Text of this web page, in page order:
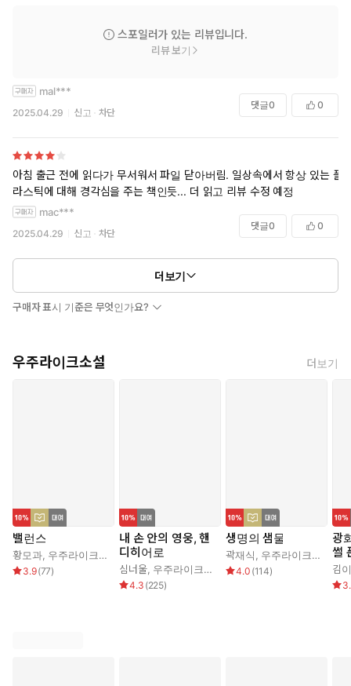
새로운 팬데믹의 끔찍한 시작
플라스틱 체내 분해가 가능한 신인류의 등장
코로나 팬데믹이 잠잠해진 지 몇 년 후, 사람들이 플라스틱에 탐닉
스틱 조각에 신체 기관이 찢어지고 파열되어 처참한 죽음을 맞이
한다. 그렇게 한 세대가 전멸하듯 사라지고, 그들이 낳은 아기는
태어나자마자 이미 돋아 있던 치아로 플라스틱을 먹기 시작한다.
놀랍게도 이 신인류는 체내에서 플라스틱을 완전히 분해할 수 있
다는 것이 밝혀지고, 이들은 곧 ‘플라스틱 세대’라고 불리게 된다.
등으로 만들어진다. 실생활의 도구나 물품으로써의 활용을 넘어 먹
거리로써 플라스틱이 널리 소비되는 시대가 도래하고, ‘플라스틱 세
대’로 태어난 주인공 예인은 대기업 리코 플라스틱의 능력 있는 기획
고기의 사체가 공장 근처 인천 앞바다를 가득 메우고, 사체는 미
위자이자 자신의 할아버지인 정교석 박사가 이 사태에 대해 무언가
알고 있다고 예감하지만 그는 입을 굳게 다물고 아무것도 말해주지
않는다. 서서히 밝혀지는 이태라와 할아버지의 비밀, 디스토피아로
치닫는 아비규환의 사회, 업보를 조금이라도 책임지기 위한 예인의
분투까지….
스포일러가 있는 리뷰입니다.
리뷰 보기
mal***
2025.04.29 신고 차단
댓글0 0
아침 출근 전에 읽다가 무서워서 파일 닫아버림. 일상속에서 항상 있는 플
라스틱에 대해 경각심을 주는 책인듯... 더 읽고 리뷰 수정 예정
mac***
2025.04.29 신고 차단
댓글0 0
더보기
구매자 표시 기준은 무엇인가요?
우주라이크소설 더보기
밸런스
황모과, 우주라이크소설
3.9(77)
내 손 안의 영웅, 핸
디히어로
심너울, 우주라이크소설
4.3 (225)
생명의 샘물
곽재식, 우주라이크소설
4.0 (114)
광
썰
김